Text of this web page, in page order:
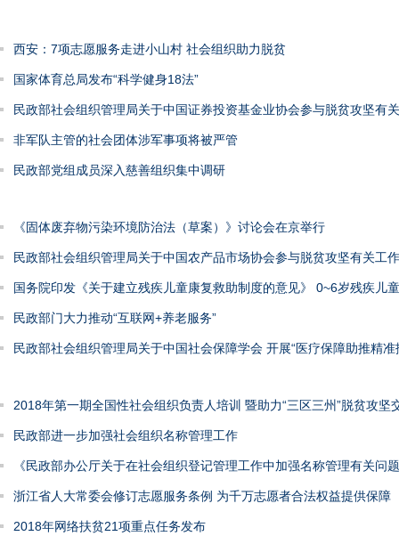
西安：7项志愿服务走进小山村 社会组织助力脱贫
国家体育总局发布“科学健身18法”
民政部社会组织管理局关于中国证券投资基金业协会参与脱贫攻坚有
非军队主管的社会团体涉军事项将被严管
民政部党组成员深入慈善组织集中调研
《固体废弃物污染环境防治法（草案）》讨论会在京举行
民政部社会组织管理局关于中国农产品市场协会参与脱贫攻坚有关工
国务院印发《关于建立残疾儿童康复救助制度的意见》 0~6岁残疾儿
民政部门大力推动“互联网+养老服务”
民政部社会组织管理局关于中国社会保障学会 开展“医疗保障助推精准
2018年第一期全国性社会组织负责人培训 暨助力“三区三州”脱贫攻坚
民政部进一步加强社会组织名称管理工作
《民政部办公厅关于在社会组织登记管理工作中加强名称管理有关问
浙江省人大常委会修订志愿服务条例 为千万志愿者合法权益提供保障
2018年网络扶贫21项重点任务发布